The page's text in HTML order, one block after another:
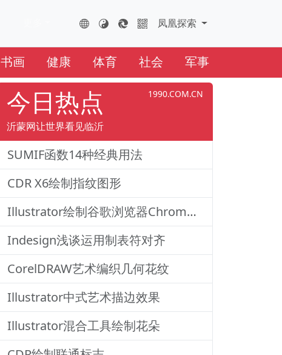
FHTS.CN
凤凰探索 凤凰云全球互联网
书画 健康 体育 社会 军事
今日热点 1990.COM.CN
沂蒙网让世界看见临沂
SUMIF函数14种经典用法
CDR X6绘制指纹图形
Illustrator绘制谷歌浏览器Chrome图标
Indesign浅谈运用制表符对齐
CorelDRAW艺术编织几何花纹
Illustrator中式艺术描边效果
Illustrator混合工具绘制花朵